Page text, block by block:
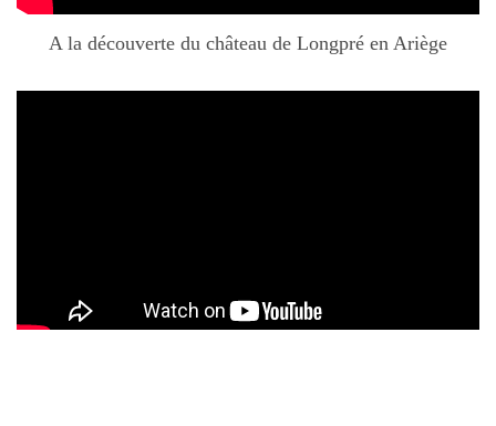
A la découverte du château de Longpré en Ariège